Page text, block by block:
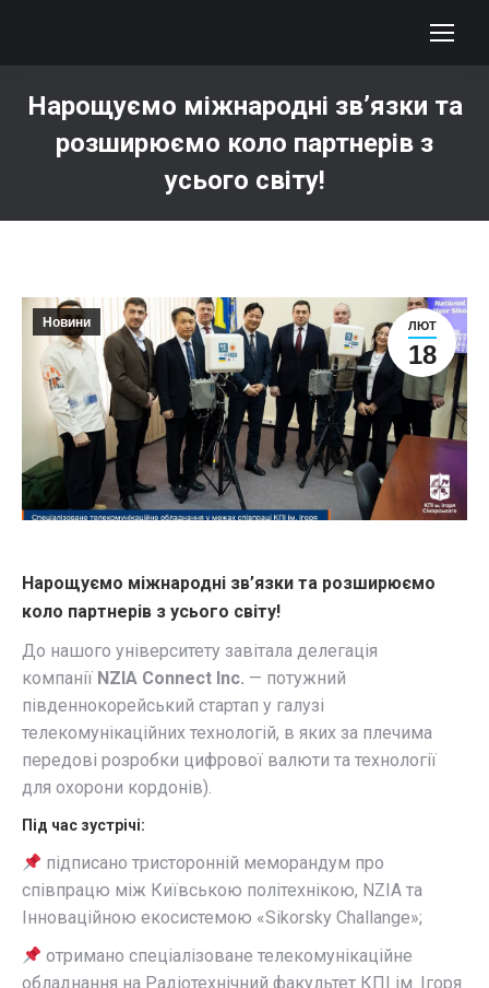
Нарощуємо міжнародні зв’язки та
розширюємо коло партнерів з
усього світу!
ЛЮТ
18
Новини
Нарощуємо міжнародні зв’язки та розширюємо
коло партнерів з усього світу!
До нашого університету завітала делегація
компанії NZIA Connect Inc. — потужний
південнокорейський стартап у галузі
телекомунікаційних технологій, в яких за плечима
передові розробки цифрової валюти та технології
для охорони кордонів).
Під час зустрічі:
підписано тристоронній меморандум про
співпрацю між Київською політехнікою, NZIA та
Інноваційною екосистемою «Sikorsky Challange»;
отримано спеціалізоване телекомунікаційне
обладнання на Радіотехнічний факультет КПІ ім. Ігоря